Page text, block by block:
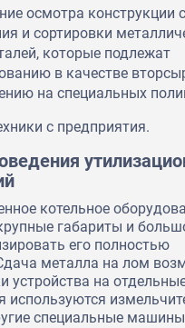
осмотра конструкции
и сортировки
которые подлежат
в качестве
на специальных
с предприятия.
котельное
габариты и
его полностью
металла на лом
устройства на
используются
специальные